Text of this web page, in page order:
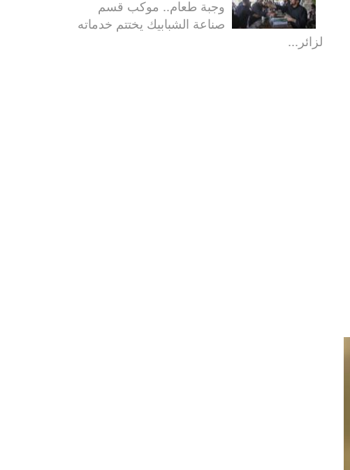
وجبة طعام.. موكب قسم
صناعة الشبابيك يختتم خدماته
لزائر...